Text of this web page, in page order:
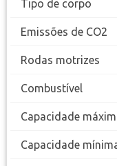
Tipo de corpo
Emissões de CO2
Rodas motrizes
Combustível
Capacidade
Capacidade